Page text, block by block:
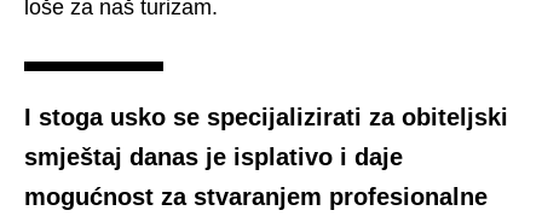
loše za naš turizam.
I stoga usko se specijalizirati za obiteljski
smještaj danas je isplativo i daje
mogućnost za stvaranjem profesionalne